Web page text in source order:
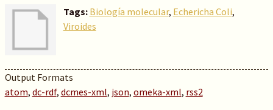
Tags: Biología molecular, Echericha Coli,
Viroides
Output Formats
atom, dc-rdf, dcmes-xml, json, omeka-xml, rss2